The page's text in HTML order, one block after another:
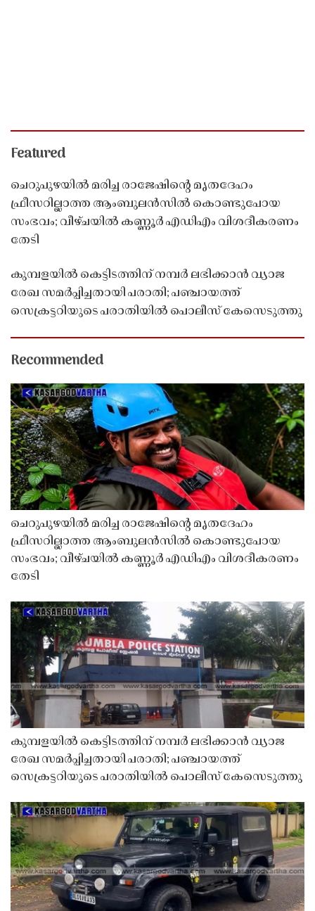
Featured
ചെറുപുഴയിൽ മരിച്ച രാജേഷിൻ്റെ മൃതദേഹം
ഫ്രീസറില്ലാത്ത ആംബുലൻസിൽ കൊണ്ടുപോയ
സംഭവം; വീഴ്ചയിൽ കണ്ണൂർ എഡിഎം വിശദീകരണം
തേടി
കുമ്പളയിൽ കെട്ടിടത്തിന് നമ്പർ ലഭിക്കാൻ വ്യാജ
രേഖ സമർപ്പിച്ചതായി പരാതി; പഞ്ചായത്ത്
സെക്രട്ടറിയുടെ പരാതിയിൽ പൊലീസ് കേസെടുത്തു
Recommended
ചെറുപുഴയിൽ മരിച്ച രാജേഷിൻ്റെ മൃതദേഹം
ഫ്രീസറില്ലാത്ത ആംബുലൻസിൽ കൊണ്ടുപോയ
സംഭവം; വീഴ്ചയിൽ കണ്ണൂർ എഡിഎം വിശദീകരണം
തേടി
കുമ്പളയിൽ കെട്ടിടത്തിന് നമ്പർ ലഭിക്കാൻ വ്യാജ
രേഖ സമർപ്പിച്ചതായി പരാതി; പഞ്ചായത്ത്
സെക്രട്ടറിയുടെ പരാതിയിൽ പൊലീസ് കേസെടുത്തു